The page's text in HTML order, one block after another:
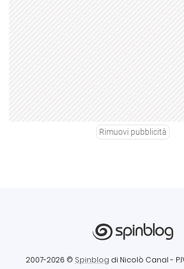
Rimuovi pubblicità
2007-2026 © Spinblog di Nicolò Canal -